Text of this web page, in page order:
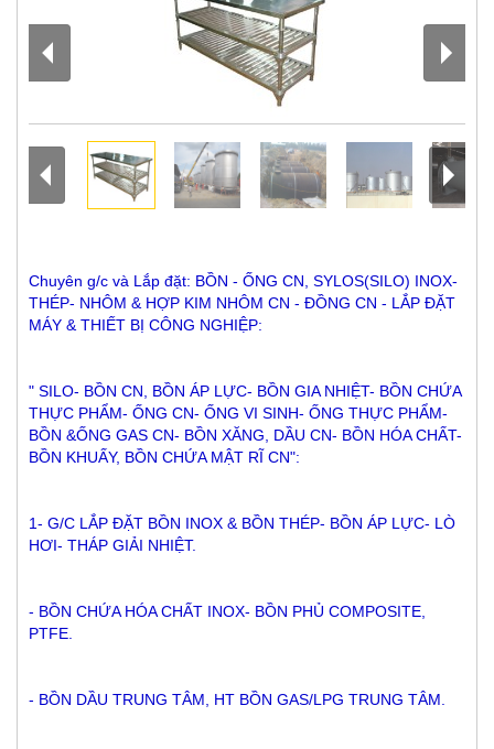
Chuyên g/c và Lắp đặt: BỒN - ỐNG CN, SYLOS(SILO) INOX-
THÉP- NHÔM & HỢP KIM NHÔM CN - ĐỒNG CN - LẮP ĐẶT
MÁY & THIẾT BỊ CÔNG NGHIỆP:
" SILO- BỒN CN, BỒN ÁP LỰC- BỒN GIA NHIỆT- BỒN CHỨA
THỰC PHẨM- ỐNG CN- ỐNG VI SINH- ỐNG THỰC PHẨM-
BỒN &ỐNG GAS CN- BỒN XĂNG, DẦU CN- BỒN HÓA CHẤT-
BỒN KHUẤY, BỒN CHỨA MẬT RĨ CN":
1- G/C LẮP ĐẶT BỒN INOX & BỒN THÉP- BỒN ÁP LỰC- LÒ
HƠI- THÁP GIẢI NHIỆT.
- BỒN CHỨA HÓA CHẤT INOX- BỒN PHỦ COMPOSITE,
PTFE.
- BỒN DẦU TRUNG TÂM, HT BỒN GAS/LPG TRUNG TÂM.